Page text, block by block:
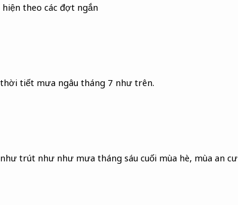
theo các đợt ngắn
tiết mưa ngâu tháng 7 như trên.
trút như như mưa tháng sáu cuối mùa hè, mùa an cư